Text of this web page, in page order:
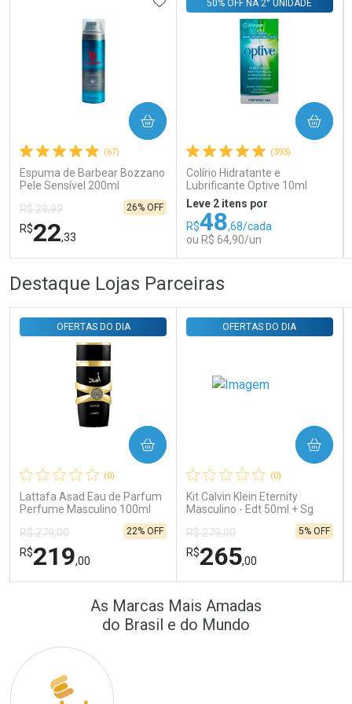
Comprar sem Desconto
Por R$ 143,94/cada
Comprar sem Desconto
Por R$ 143,94/cada
(67)
Espuma de Barbear Bozzano
Pele Sensível 200ml
R$ 29,99
R$22,33
26% OFF
COMPRAR
FECHAR
Laboratório
Comprar sem Desconto
Por R$ 22,33/cada
FECHAR
Por Menos
Comprar sem Desconto
Por R$ 22,33/cada
(393)
Colírio Hidratante e
Lubrificante Optive 10ml
50% OFF NA 2° UNIDADE
Leve 2 itens por
R$48,68/cada
ou R$ 64,90/un
COMPRAR
Comprar sem Desconto
Por R$ 64,90/cada
Por Menos
Comprar sem Desconto
Por R$ 64,90/cada
Destaque Lojas Parceiras
(0)
Lattafa Asad Eau de Parfum
Perfume Masculino 100ml
OFERTAS DO DIA
R$ 279,00
R$219,00
22% OFF
COMPRAR
FECHAR
FECHAR
Por Menos
(0)
Kit Calvin Klein Eternity
Masculino - Edt 50ml + Sg
OFERTAS DO DIA
R$ 279,00
R$265,00
5% OFF
COMPRAR
Laboratório
Por Menos
As Marcas Mais Amadas
do Brasil e do Mundo